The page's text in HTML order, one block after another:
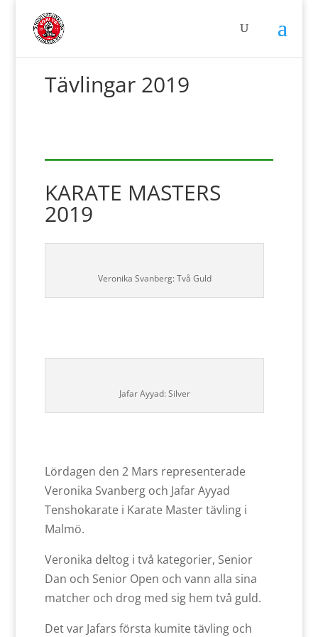
Tävlingar 2019
KARATE MASTERS
2019
Veronika Svanberg: Två Guld
Jafar Ayyad: Silver
Lördagen den 2 Mars representerade
Veronika Svanberg och Jafar Ayyad
Tenshokarate i Karate Master tävling i
Malmö.
Veronika deltog i två kategorier, Senior
Dan och Senior Open och vann alla sina
matcher och drog med sig hem två guld.
Det var Jafars första kumite tävling och